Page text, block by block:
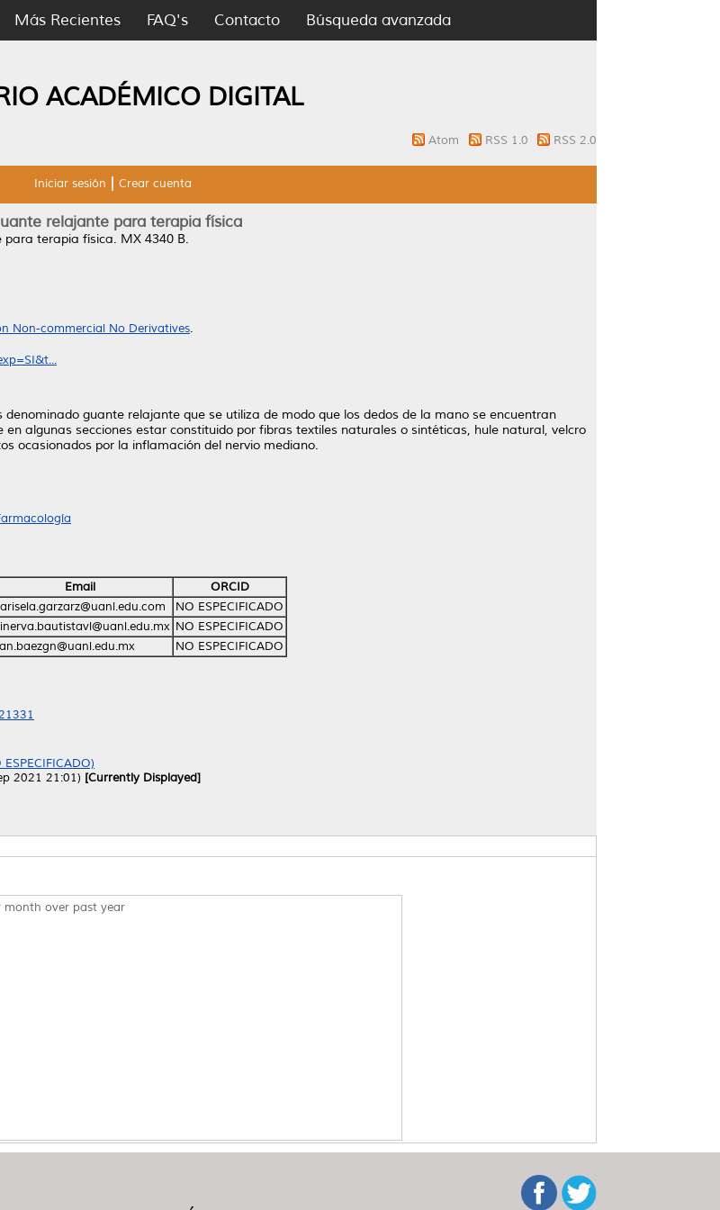
Más Recientes FAQ's Contacto Búsqueda avanzada
ACADÉMICO DIGITAL
Atom RSS 1.0 RSS 2.0
Iniciar sesión Crear cuenta
relajante para terapia física
para terapia física. MX 4340 B.
Non-commercial No Derivatives.
guante relajante que se utiliza de modo que los dedos de la mano se encuentran
algunas secciones estar constituido por fibras textiles naturales o sintéticas, hule natural, velcro
ocasionados por la inflamación del nervio mediano.
Email
ORCID
NO ESPECIFICADO
NO ESPECIFICADO
NO ESPECIFICADO
2021 21:01) [Currently Displayed]
month over past year